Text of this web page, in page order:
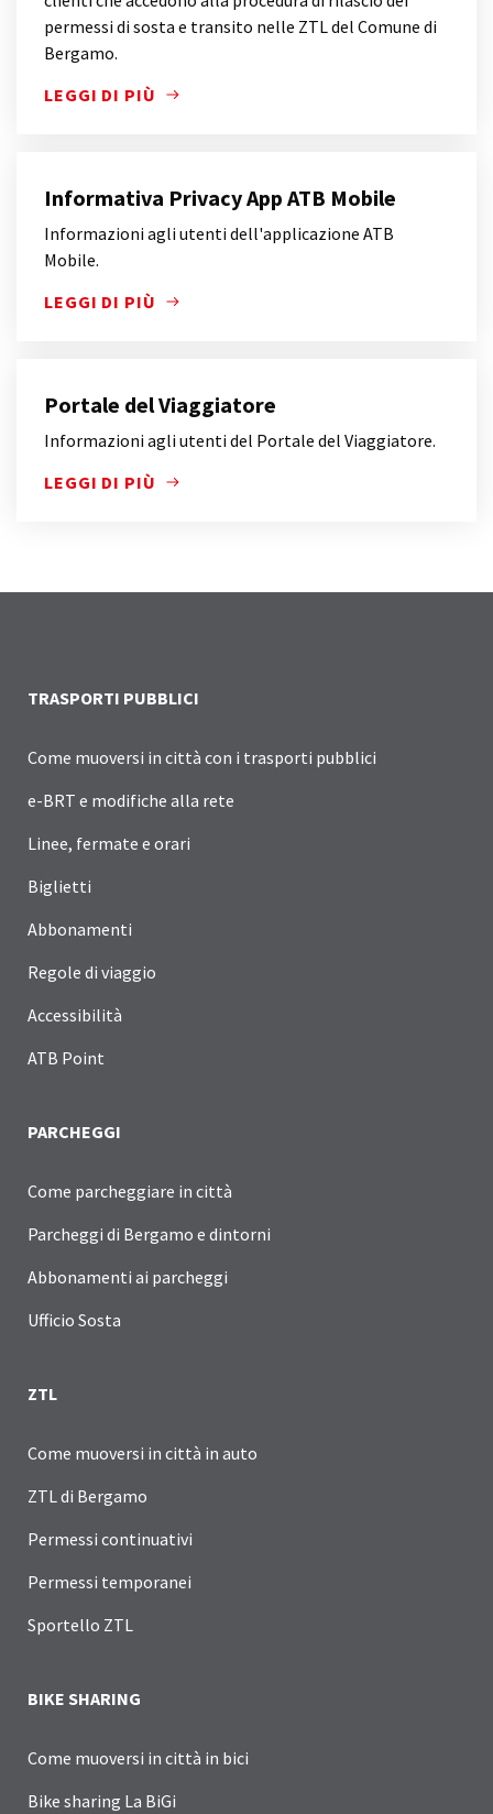
permessi di sosta e transito nelle ZTL del Comune di
Bergamo.
LEGGI DI PIÙ
INFORMAZIONI SUL TRATTAMENTO DEI DATI
Informativa Privacy App ATB Mobile
Informazioni agli utenti dell'applicazione ATB
Mobile.
LEGGI DI PIÙ
INFORMAZIONI AGLI UTENTI DELL'APPLICAZIONE
Portale del Viaggiatore
Informazioni agli utenti del Portale del Viaggiatore.
LEGGI DI PIÙ
INFORMAZIONI AGLI UTENTI DEL PORTALE DEL
TRASPORTI PUBBLICI
Come muoversi in città con i trasporti pubblici
e-BRT e modifiche alla rete
Linee, fermate e orari
Biglietti
Abbonamenti
Regole di viaggio
Accessibilità
ATB Point
PARCHEGGI
Come parcheggiare in città
Parcheggi di Bergamo e dintorni
Abbonamenti ai parcheggi
Ufficio Sosta
ZTL
Come muoversi in città in auto
ZTL di Bergamo
Permessi continuativi
Permessi temporanei
Sportello ZTL
BIKE SHARING
Come muoversi in città in bici
Bike sharing La BiGi